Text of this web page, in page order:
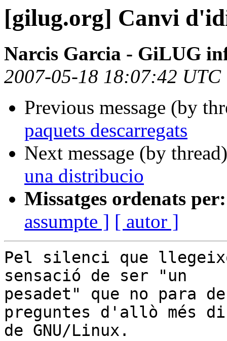
[gilug.org] Canvi
Narcis Garcia - GiLUG
2007-05-18 18:07:42 UTC
Previous message (by
paquets descarregats
Next message (by
una distribucio
Missatges ordenats per:
assumpte ] [ autor ]
Pel silenci que
sensació de ser "un
pesadet" que no para
preguntes d'allò més
de GNU/Linux.